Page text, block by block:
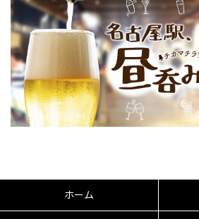
ホーム